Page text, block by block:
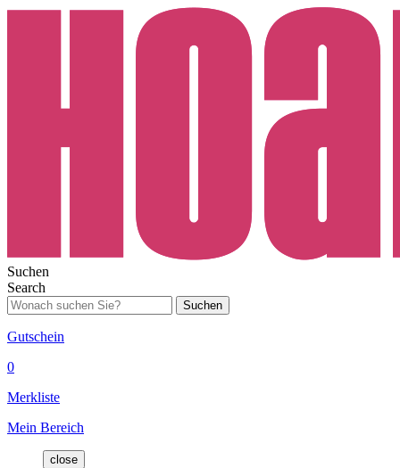
Suchen
Search
Suchen
Gutschein
0
Merkliste
Mein Bereich
close